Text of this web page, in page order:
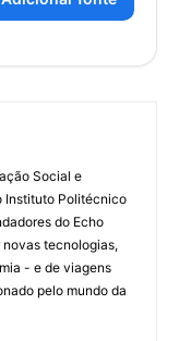
Social e
Instituto Politécnico
do Echo
novas tecnologias,
- e de viagens
pelo mundo da